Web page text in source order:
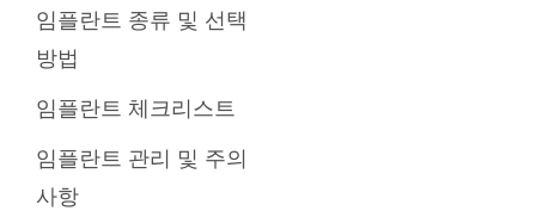
임플란트 종류 및 선택
방법
임플란트 체크리스트
임플란트 관리 및 주의
사항